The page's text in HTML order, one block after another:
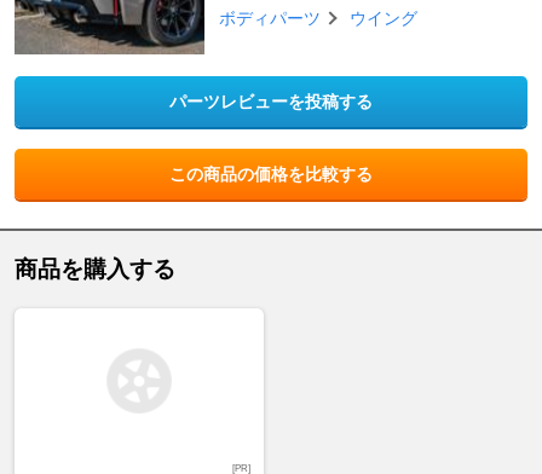
ボディパーツ ウイング
パーツレビューを投稿する
この商品の価格を比較する
商品を購入する
[PR]